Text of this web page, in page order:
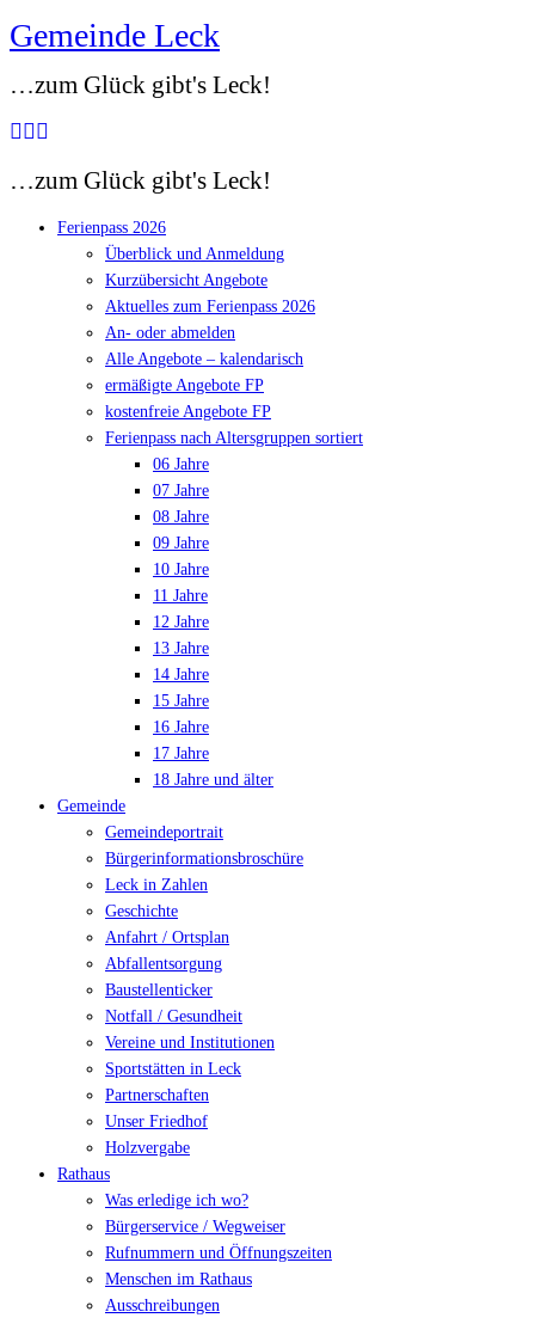
Zum
springen
Gemeinde Leck
…zum Glück gibt's Leck!
…zum Glück gibt's Leck!
Ferienpass 2026
Überblick und Anmeldung
Kurzübersicht Angebote
Aktuelles zum Ferienpass 2026
An- oder abmelden
Alle Angebote – kalendarisch
ermäßigte Angebote FP
kostenfreie Angebote FP
Ferienpass nach Altersgruppen sortiert
06 Jahre
07 Jahre
08 Jahre
09 Jahre
10 Jahre
11 Jahre
12 Jahre
13 Jahre
14 Jahre
15 Jahre
16 Jahre
17 Jahre
18 Jahre und älter
Gemeinde
Gemeindeportrait
Bürgerinformationsbroschüre
Leck in Zahlen
Geschichte
Anfahrt / Ortsplan
Abfallentsorgung
Baustellenticker
Notfall / Gesundheit
Vereine und Institutionen
Sportstätten in Leck
Partnerschaften
Unser Friedhof
Holzvergabe
Rathaus
Was erledige ich wo?
Bürgerservice / Wegweiser
Rufnummern und Öffnungszeiten
Menschen im Rathaus
Ausschreibungen